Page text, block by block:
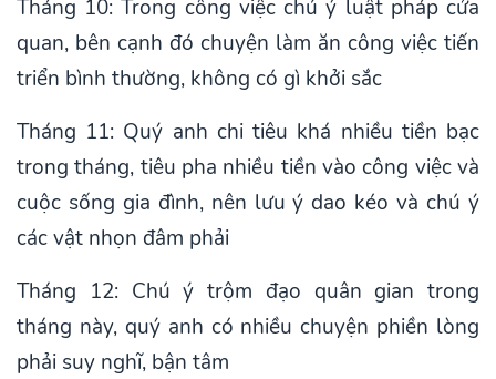
Tháng 10: Trong công việc chú ý luật pháp cửa
quan, bên cạnh đó chuyện làm ăn công việc tiến
triển bình thường, không có gì khởi sắc
Tháng 11: Quý anh chi tiêu khá nhiều tiền bạc
trong tháng, tiêu pha nhiều tiền vào công việc và
cuộc sống gia đình, nên lưu ý dao kéo và chú ý
các vật nhọn đâm phải
Tháng 12: Chú ý trộm đạo quân gian trong
tháng này, quý anh có nhiều chuyện phiền lòng
phải suy nghĩ, bận tâm